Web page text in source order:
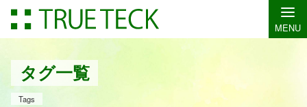
MENU
タグ一覧
Tags